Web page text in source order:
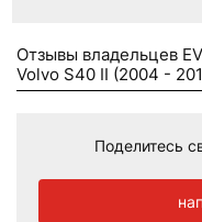
Отзывы владельцев
Volvo S40 II (2004 -
Поделитесь